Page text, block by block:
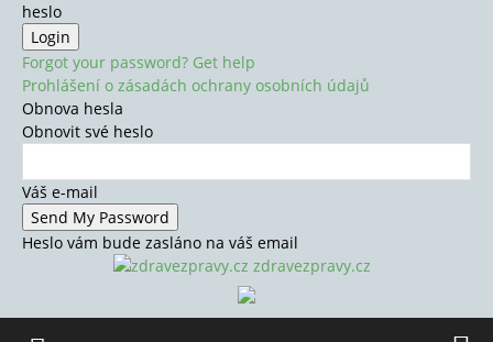
heslo
Forgot your password? Get help
Prohlášení o zásadách ochrany osobních údajů
Obnova hesla
Obnovit své heslo
Váš e-mail
Heslo vám bude zasláno na váš email
zdravezpravy.cz